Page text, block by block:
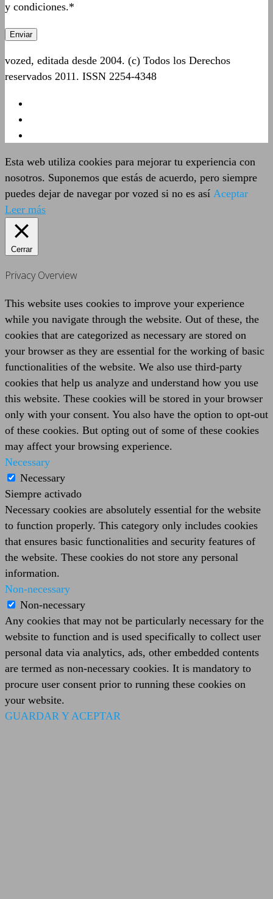
y condiciones.*
vozed, editada desde 2004. (c) Todos los Derechos
reservados 2011. ISSN 2254-4348
Esta web utiliza cookies para mejorar tu experiencia con
nosotros. Suponemos que estás de acuerdo, pero siempre
puedes dejar de navegar por vozed si no es así Aceptar
Leer más
Cerrar
Privacy Overview
This website uses cookies to improve your experience
while you navigate through the website. Out of these, the
cookies that are categorized as necessary are stored on
your browser as they are essential for the working of basic
functionalities of the website. We also use third-party
cookies that help us analyze and understand how you use
this website. These cookies will be stored in your browser
only with your consent. You also have the option to opt-out
of these cookies. But opting out of some of these cookies
may affect your browsing experience.
Necessary
Necessary
Siempre activado
Necessary cookies are absolutely essential for the website
to function properly. This category only includes cookies
that ensures basic functionalities and security features of
the website. These cookies do not store any personal
information.
Non-necessary
Non-necessary
Any cookies that may not be particularly necessary for the
website to function and is used specifically to collect user
personal data via analytics, ads, other embedded contents
are termed as non-necessary cookies. It is mandatory to
procure user consent prior to running these cookies on
your website.
GUARDAR Y ACEPTAR